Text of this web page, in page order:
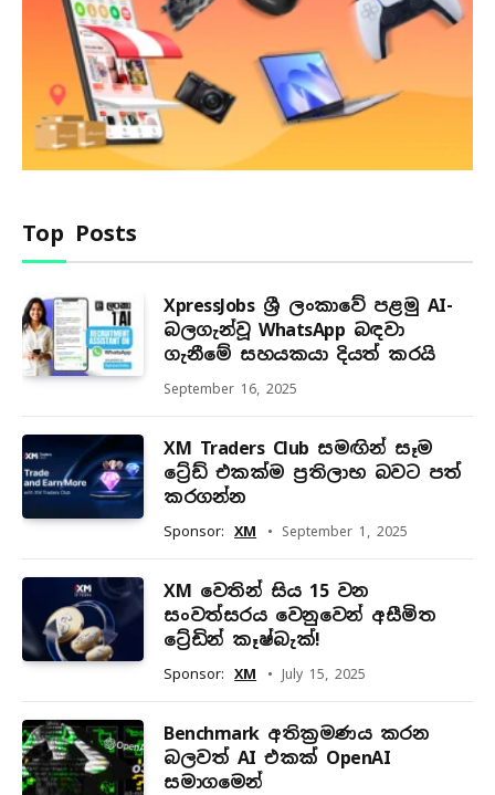
Top Posts
XpressJobs ශ්‍රී ලංකාවේ පළමු AI-
බලගැන්වූ WhatsApp බඳවා
ගැනීමේ සහයකයා දියත් කරයි
September 16, 2025
XM Traders Club සමඟින් සෑම
ට්‍රේඩ් එකක්ම ප්‍රතිලාභ බවට පත්
කරගන්න
Sponsor: XM September 1, 2025
XM වෙතින් සිය 15 වන
සංවත්සරය වෙනුවෙන් අසීමිත
ට්‍රේඩින් කෑෂ්බැක්!
Sponsor: XM July 15, 2025
Benchmark අතික්‍රමණය කරන
බලවත් AI එකක් OpenAI
සමාගමෙන්